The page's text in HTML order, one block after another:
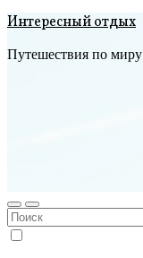
Интересный отдых
Путешествия по миру